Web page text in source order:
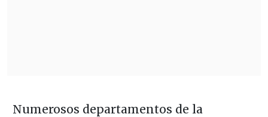
Numerosos departamentos de la